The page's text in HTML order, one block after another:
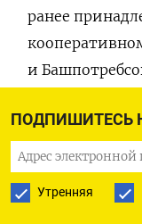
ПОДПИШИТЕСЬ
Утренняя
ранее
и
часть стены.
культурного
и официально